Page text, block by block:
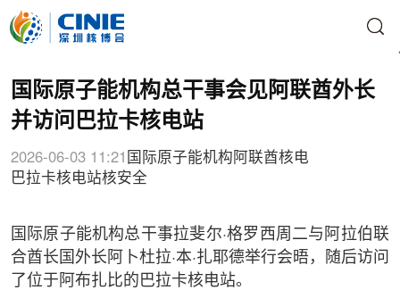
国际原子能机构总干事会见阿联酋外长
并访问巴拉卡核电站
2026-06-03 11:21 国际原子能机构 阿联酋核电
巴拉卡核电站核安全
国际原子能机构总干事拉斐尔·格罗西周二与阿拉伯联
合酋长国外长阿卜杜拉·本·扎耶德举行会晤，随后访问
了位于阿布扎比的巴拉卡核电站。